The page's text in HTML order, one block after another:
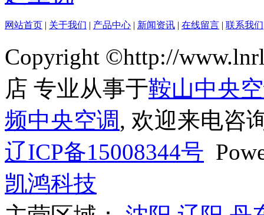
网站首页 | 关于我们 | 产品中心 | 新闻资讯 | 在线留言 | 联系我们
Copyright ©http://
店 专业从事于鞍山中央
频中央空调, 欢迎来电咨
辽ICP备15008344号
凯鸿科技